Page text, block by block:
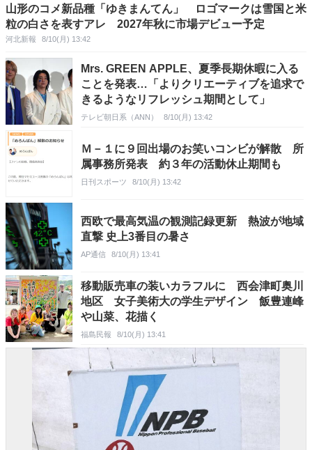
山形のコメ新品種「ゆきまんてん」 ロゴマークは雪国と米
粒の白さを表すアレ 2027年秋に市場デビュー予定
河北新報 8/10(月) 13:42
Mrs. GREEN APPLE、夏季長期休暇に入る
ことを発表…「よりクリエーティブを追求で
きるようなリフレッシュ期間として」
テレビ朝日系（ANN） 8/10(月) 13:42
Ｍ－１に９回出場のお笑いコンビが解散 所
属事務所発表 約３年の活動休止期間も
日刊スポーツ 8/10(月) 13:42
西欧で最高気温の観測記録更新 熱波が地域
直撃 史上3番目の暑さ
AP通信 8/10(月) 13:41
移動販売車の装いカラフルに 西会津町奥川
地区 女子美術大の学生デザイン 飯豊連峰
や山菜、花描く
福島民報 8/10(月) 13:41